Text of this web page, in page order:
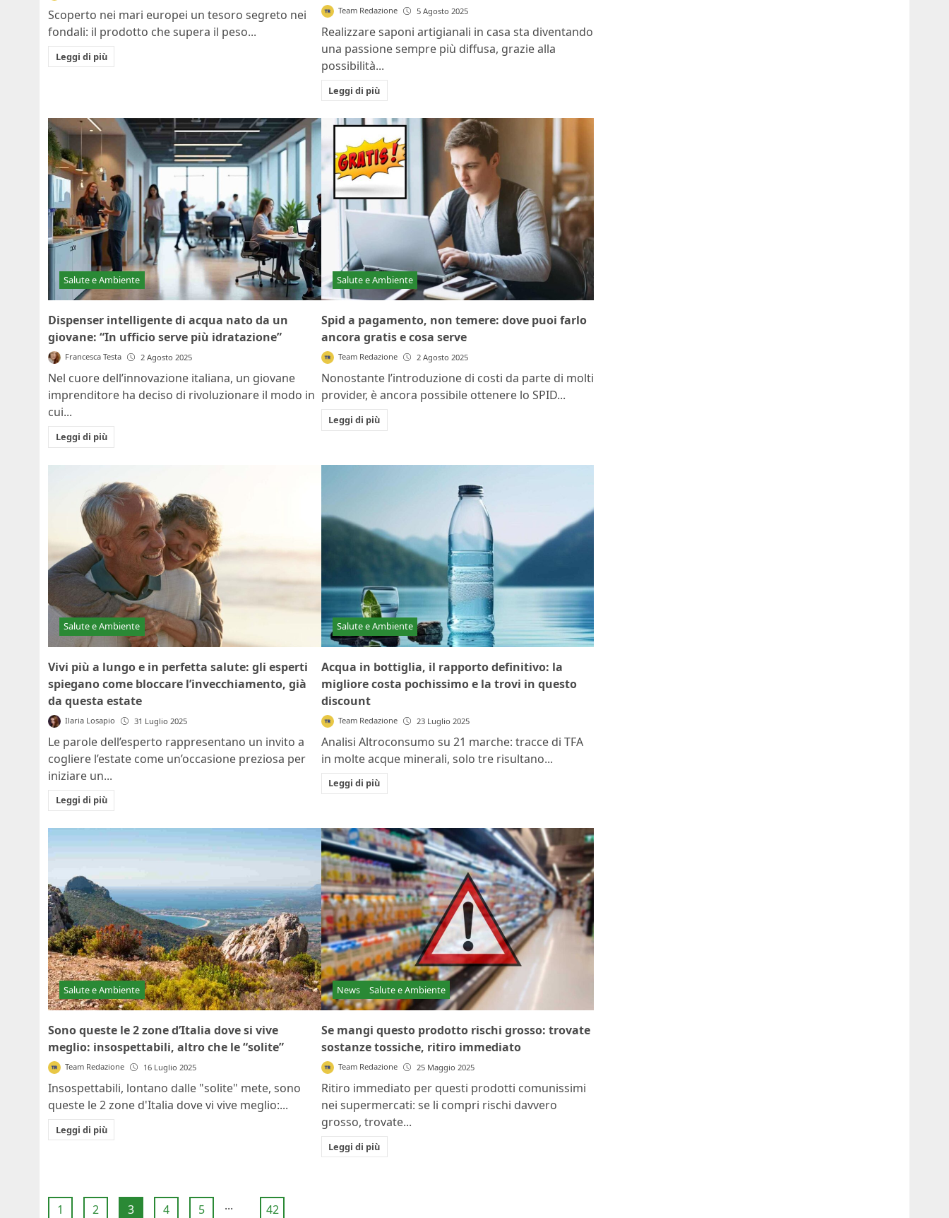
Scoperto nei mari europei un tesoro segreto nei
fondali: il prodotto che supera il peso...
Leggi di più
Team Redazione 5 Agosto 2025
Realizzare saponi artigianali in casa sta diventando
una passione sempre più diffusa, grazie alla
possibilità...
Leggi di più
Salute e Ambiente
Dispenser intelligente di acqua nato da un
giovane: “In ufficio serve più idratazione”
Francesca Testa 2 Agosto 2025
Nel cuore dell’innovazione italiana, un giovane
imprenditore ha deciso di rivoluzionare il modo in
cui...
Leggi di più
Salute e Ambiente
Spid a pagamento, non temere: dove puoi farlo
ancora gratis e cosa serve
Team Redazione 2 Agosto 2025
Nonostante l’introduzione di costi da parte di molti
provider, è ancora possibile ottenere lo SPID...
Leggi di più
Salute e Ambiente
Vivi più a lungo e in perfetta salute: gli esperti
spiegano come bloccare l’invecchiamento, già
da questa estate
Ilaria Losapio 31 Luglio 2025
Le parole dell’esperto rappresentano un invito a
cogliere l’estate come un’occasione preziosa per
iniziare un...
Leggi di più
Salute e Ambiente
Acqua in bottiglia, il rapporto definitivo: la
migliore costa pochissimo e la trovi in questo
discount
Team Redazione 23 Luglio 2025
Analisi Altroconsumo su 21 marche: tracce di TFA
in molte acque minerali, solo tre risultano...
Leggi di più
Salute e Ambiente
Sono queste le 2 zone d’Italia dove si vive
meglio: insospettabili, altro che le “solite”
Team Redazione 16 Luglio 2025
Insospettabili, lontano dalle "solite" mete, sono
queste le 2 zone d'Italia dove vi vive meglio:...
Leggi di più
News Salute e Ambiente
Se mangi questo prodotto rischi grosso: trovate
sostanze tossiche, ritiro immediato
Team Redazione 25 Maggio 2025
Ritiro immediato per questi prodotti comunissimi
nei supermercati: se li compri rischi davvero
grosso, trovate...
Leggi di più
1 2 3 4 5 ... 42